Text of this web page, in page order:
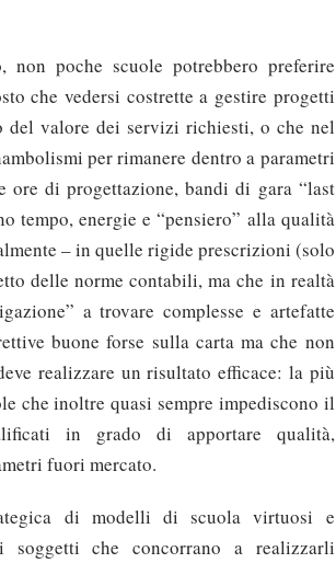
poche scuole potrebbero preferire
che vedersi costrette a gestire progetti
del valore dei servizi richiesti, o che nel
per rimanere dentro a parametri
ore di progettazione, bandi di gara “last
tempo, energie e “pensiero” alla qualità
– in quelle rigide prescrizioni (solo
delle norme contabili, ma che in realtà
a trovare complesse e artefatte
buone forse sulla carta ma che non
realizzare un risultato efficace: la più
che inoltre quasi sempre impediscono il
in grado di apportare qualità,
fuori mercato.
di modelli di scuola virtuosi e
che concorrano a realizzarli